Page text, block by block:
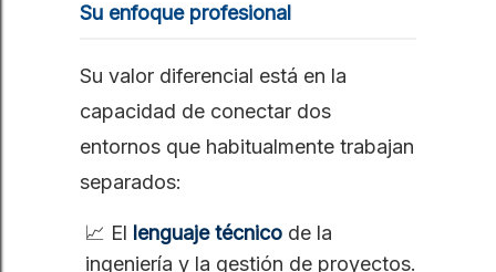
Su enfoque profesional
Su valor diferencial está en la
capacidad de conectar dos
entornos que habitualmente trabajan
separados:
📈 El lenguaje técnico de la
ingeniería y la gestión de proyectos.